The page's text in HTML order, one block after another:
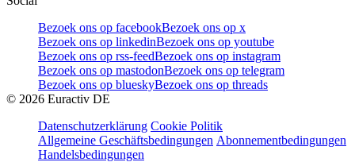
Bezoek ons op facebookBezoek ons op x
Bezoek ons op linkedinBezoek ons op youtube
Bezoek ons op rss-feedBezoek ons op instagram
Bezoek ons op mastodonBezoek ons op telegram
Bezoek ons op blueskyBezoek ons op threads
© 2026 Euractiv DE
Datenschutzerklärung Cookie Politik
Allgemeine Geschäftsbedingungen Abonnementbedingungen
Handelsbedingungen